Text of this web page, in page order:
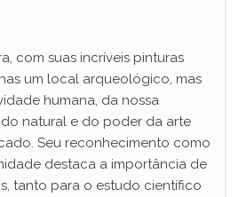
com suas incríveis pinturas
um local arqueológico, mas
humana, da nossa
natural e do poder da arte
Seu reconhecimento como
destaca a importância de
tanto para o estudo científico